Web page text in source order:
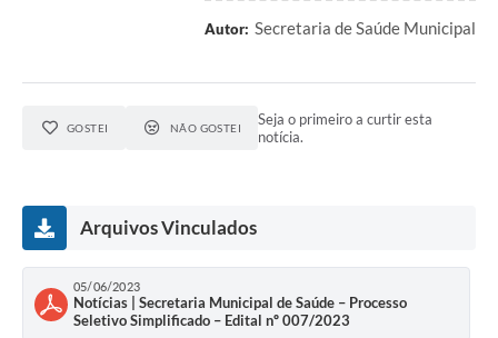
Autor: Secretaria de Saúde Municipal
GOSTEI NÃO GOSTEI
Seja o primeiro a curtir esta
notícia.
Arquivos Vinculados
05/06/2023
Notícias | Secretaria Municipal de Saúde – Processo
Seletivo Simplificado – Edital nº 007/2023